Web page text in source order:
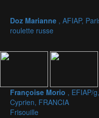
Doz Marianne , AFIAP,
roulette russe
Françoise Morio , EFIAP/
Cyprien, FRANCIA
Frisouille